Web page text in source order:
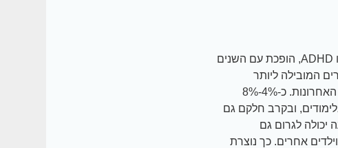
כיצד לדבר עם הילדים ולסייע להם להתמודד עם הבעיה הפרעת קשב וריכוז, או ADHD, הופכת עם השנים
המובילה ליותר
אבחונים- גם בגלל הדרישות החברתיות להשגיות, אשר עלו באופן ניכר בשנים האחרונות. כ-4%-8%
ובקרב חלקם גם
לגרום גם
אחרים. כך נוצרת